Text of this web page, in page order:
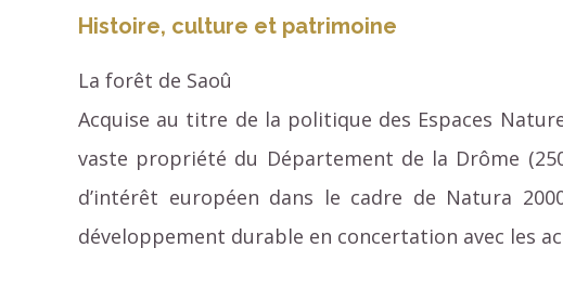
Histoire, culture et patrimoine
La forêt de Saoû
Acquise au titre de la politique des Espaces
vaste propriété du Département de la Drôme
d’intérêt européen dans le cadre de Natura
développement durable en concertation avec les